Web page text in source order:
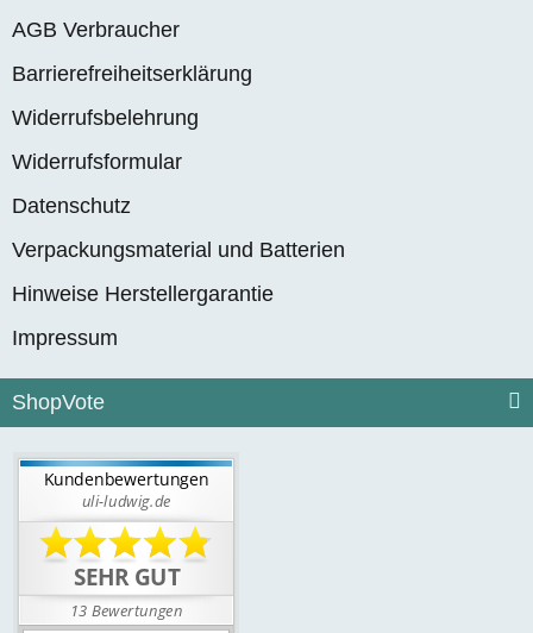
AGB Verbraucher
Barrierefreiheitserklärung
Widerrufsbelehrung
Widerrufsformular
Datenschutz
Verpackungsmaterial und Batterien
Hinweise Herstellergarantie
Impressum
ShopVote